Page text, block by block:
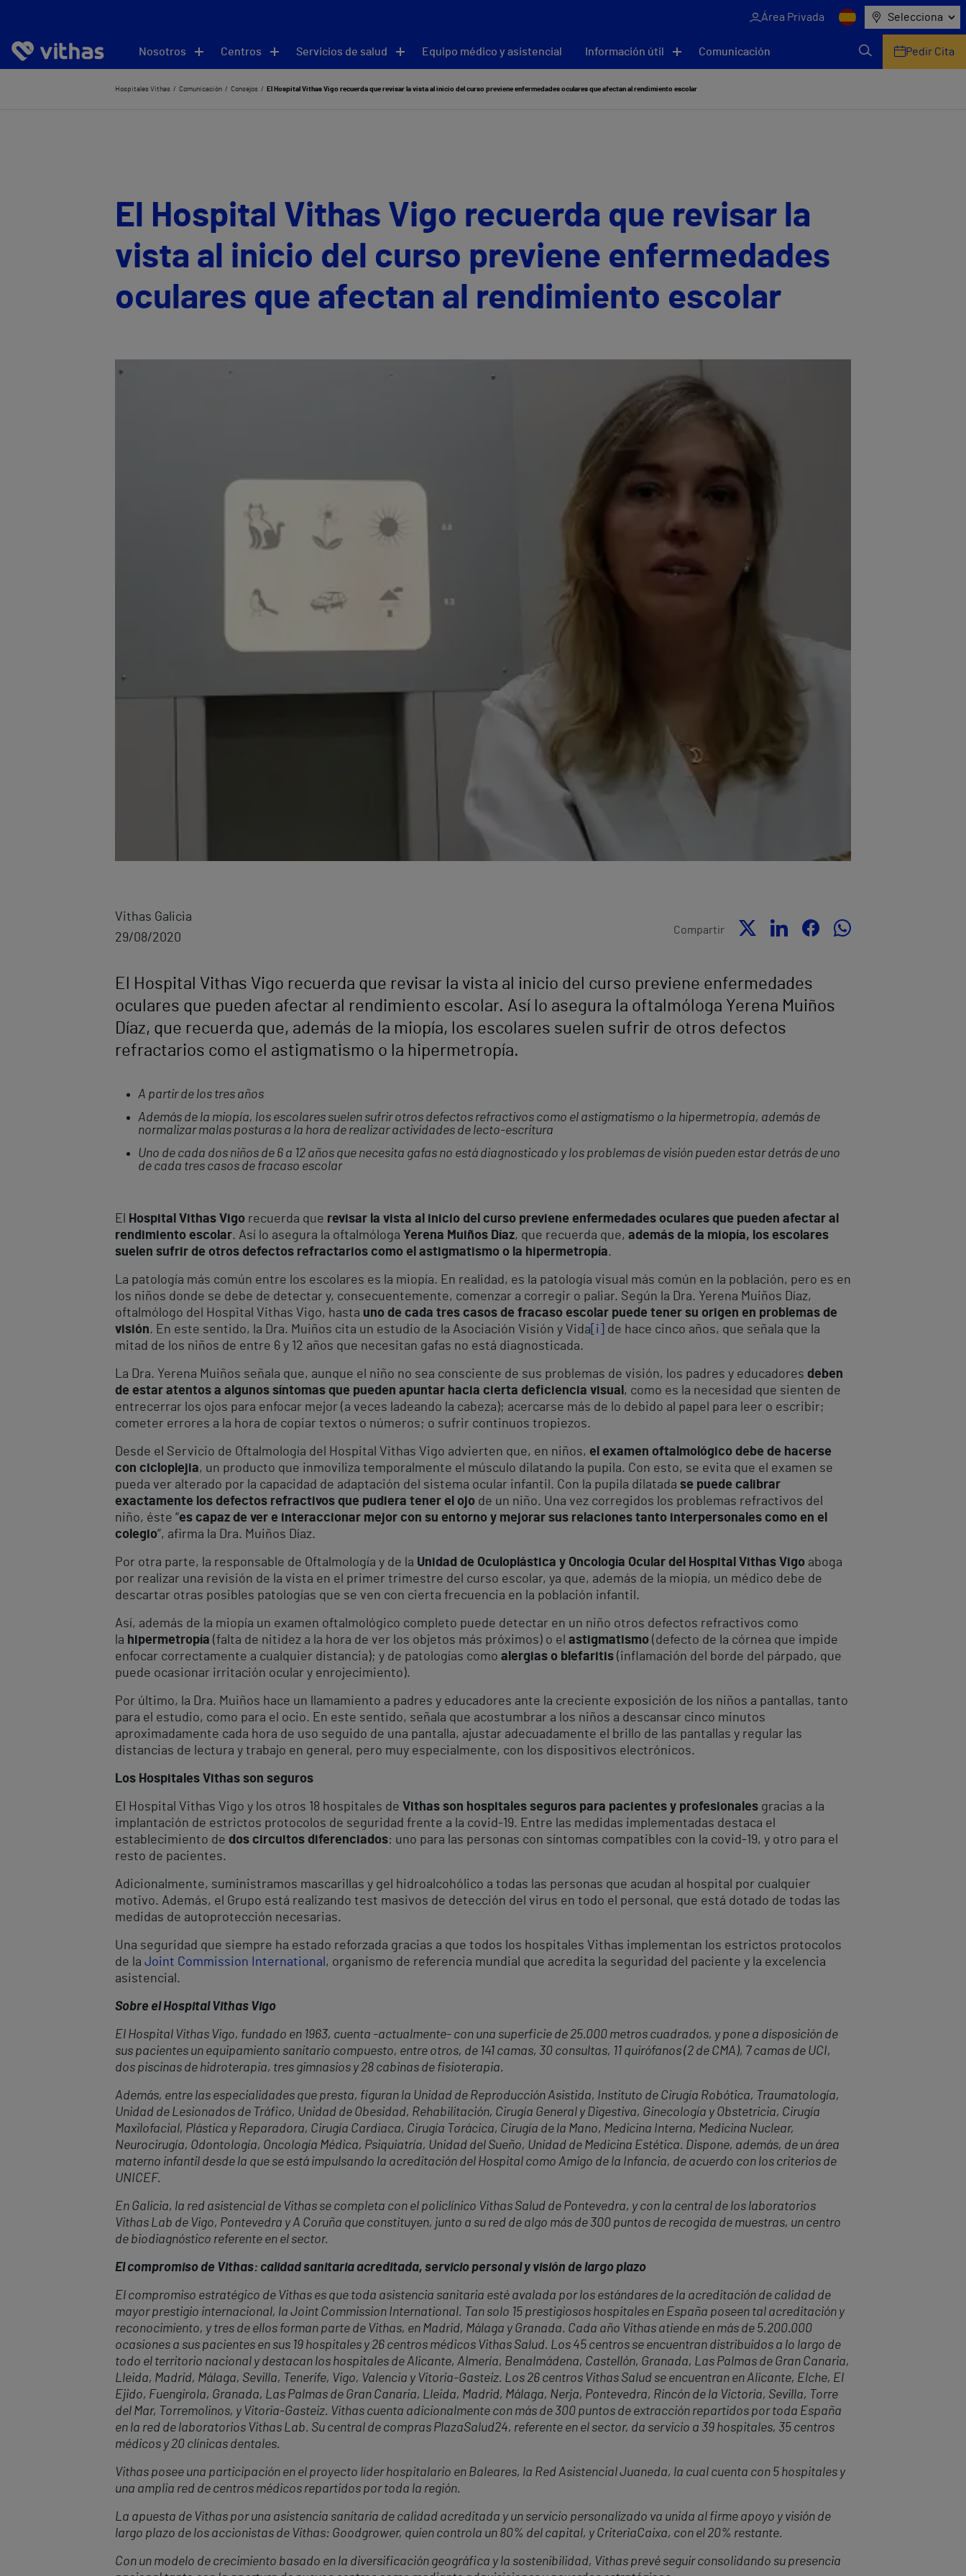
Área Privada Selecciona
Nosotros Centros Servicios de salud Equipo médico y asistencial Información útil Comunicación Pedir Cita
Hospitales Vithas Comunicación Consejos El Hospital Vithas Vigo recuerda que revisar la vista al inicio del curso previene enfermedades oculares que afectan al rendimiento escolar
El Hospital Vithas Vigo recuerda que revisar la
vista al inicio del curso previene enfermedades
oculares que afectan al rendimiento escolar
Vithas Galicia
29/08/2020
Compartir
El Hospital Vithas Vigo recuerda que revisar la vista al inicio del curso previene enfermedades
oculares que pueden afectar al rendimiento escolar. Así lo asegura la oftalmóloga Yerena Muiños
Díaz, que recuerda que, además de la miopía, los escolares suelen sufrir de otros defectos
refractarios como el astigmatismo o la hipermetropía.
A partir de los tres años
Además de la miopía, los escolares suelen sufrir otros defectos refractivos como el astigmatismo o la hipermetropía, además de
normalizar malas posturas a la hora de realizar actividades de lecto-escritura
Uno de cada dos niños de 6 a 12 años que necesita gafas no está diagnosticado y los problemas de visión pueden estar detrás de uno
de cada tres casos de fracaso escolar
El Hospital Vithas Vigo recuerda que revisar la vista al inicio del curso previene enfermedades oculares que pueden afectar al
rendimiento escolar. Así lo asegura la oftalmóloga Yerena Muiños Díaz, que recuerda que, además de la miopía, los escolares
suelen sufrir de otros defectos refractarios como el astigmatismo o la hipermetropía.
La patología más común entre los escolares es la miopía. En realidad, es la patología visual más común en la población, pero es en
los niños donde se debe de detectar y, consecuentemente, comenzar a corregir o paliar. Según la Dra. Yerena Muiños Díaz,
oftalmólogo del Hospital Vithas Vigo, hasta uno de cada tres casos de fracaso escolar puede tener su origen en problemas de
visión. En este sentido, la Dra. Muiños cita un estudio de la Asociación Visión y Vida [i]
de hace cinco años, que señala que la
mitad de los niños de entre 6 y 12 años que necesitan gafas no está diagnosticada.
La Dra. Yerena Muiños señala que, aunque el niño no sea consciente de sus problemas de visión, los padres y educadores deben
de estar atentos a algunos síntomas que pueden apuntar hacia cierta deficiencia visual , como es la necesidad que sienten de
entrecerrar los ojos para enfocar mejor (a veces ladeando la cabeza); acercarse más de lo debido al papel para leer o escribir;
cometer errores a la hora de copiar textos o números; o sufrir continuos tropiezos.
Desde el Servicio de Oftalmología del Hospital Vithas Vigo advierten que, en niños, el examen oftalmológico debe de hacerse
con cicloplejia, un producto que inmoviliza temporalmente el músculo dilatando la pupila. Con esto, se evita que el examen se
pueda ver alterado por la capacidad de adaptación del sistema ocular infantil. Con la pupila dilatada se puede calibrar
exactamente los defectos refractivos que pudiera tener el ojo de un niño. Una vez corregidos los problemas refractivos del
niño, éste “es capaz de ver e interaccionar mejor con su entorno y mejorar sus relaciones tanto interpersonales como en el
colegio”, afirma la Dra. Muiños Díaz.
Por otra parte, la responsable de Oftalmología y de la Unidad de Oculoplástica y Oncología Ocular del Hospital Vithas Vigo aboga
por realizar una revisión de la vista en el primer trimestre del curso escolar, ya que, además de la miopía, un médico debe de
descartar otras posibles patologías que se ven con cierta frecuencia en la población infantil.
Así, además de la miopía un examen oftalmológico completo puede detectar en un niño otros defectos refractivos como
la hipermetropía (falta de nitidez a la hora de ver los objetos más próximos) o el astigmatismo (defecto de la córnea que impide
enfocar correctamente a cualquier distancia); y de patologías como alergias o blefaritis (inflamación del borde del párpado, que
puede ocasionar irritación ocular y enrojecimiento).
Por último, la Dra. Muiños hace un llamamiento a padres y educadores ante la creciente exposición de los niños a pantallas, tanto
para el estudio, como para el ocio. En este sentido, señala que acostumbrar a los niños a descansar cinco minutos
aproximadamente cada hora de uso seguido de una pantalla, ajustar adecuadamente el brillo de las pantallas y regular las
distancias de lectura y trabajo en general, pero muy especialmente, con los dispositivos electrónicos.
Los Hospitales Vithas son seguros
El Hospital Vithas Vigo y los otros 18 hospitales de Vithas son hospitales seguros para pacientes y profesionales gracias a la
implantación de estrictos protocolos de seguridad frente a la covid-19. Entre las medidas implementadas destaca el
establecimiento de dos circuitos diferenciados: uno para las personas con síntomas compatibles con la covid-19, y otro para el
resto de pacientes.
Adicionalmente, suministramos mascarillas y gel hidroalcohólico a todas las personas que acudan al hospital por cualquier
motivo. Además, el Grupo está realizando test masivos de detección del virus en todo el personal, que está dotado de todas las
medidas de autoprotección necesarias.
Una seguridad que siempre ha estado reforzada gracias a que todos los hospitales Vithas implementan los estrictos protocolos
de la Joint Commission International , organismo de referencia mundial que acredita la seguridad del paciente y la excelencia
asistencial.
Sobre el Hospital Vithas Vigo
El Hospital Vithas Vigo, fundado en 1963, cuenta -actualmente- con una superficie de 25.000 metros cuadrados, y pone a disposición de
sus pacientes un equipamiento sanitario compuesto, entre otros, de 141 camas, 30 consultas, 11 quirófanos (2 de CMA), 7 camas de UCI,
dos piscinas de hidroterapia, tres gimnasios y 28 cabinas de fisioterapia.
Además, entre las especialidades que presta, figuran la Unidad de Reproducción Asistida, Instituto de Cirugía Robótica, Traumatología,
Unidad de Lesionados de Tráfico, Unidad de Obesidad, Rehabilitación, Cirugía General y Digestiva, Ginecología y Obstetricia, Cirugía
Maxilofacial, Plástica y Reparadora, Cirugía Cardiaca, Cirugía Torácica, Cirugía de la Mano, Medicina Interna, Medicina Nuclear,
Neurocirugía, Odontología, Oncología Médica, Psiquiatría, Unidad del Sueño, Unidad de Medicina Estética. Dispone, además, de un área
materno infantil desde la que se está impulsando la acreditación del Hospital como Amigo de la Infancia, de acuerdo con los criterios de
UNICEF.
En Galicia, la red asistencial de Vithas se completa con el policlínico Vithas Salud de Pontevedra, y con la central de los laboratorios
Vithas Lab de Vigo, Pontevedra y A Coruña que constituyen, junto a su red de algo más de 300 puntos de recogida de muestras, un centro
de biodiagnóstico referente en el sector.
El compromiso de Vithas: calidad sanitaria acreditada, servicio personal y visión de largo plazo
El compromiso estratégico de Vithas es que toda asistencia sanitaria esté avalada por los estándares de la acreditación de calidad de
mayor prestigio internacional, la Joint Commission International. Tan solo 15 prestigiosos hospitales en España poseen tal acreditación y
reconocimiento, y tres de ellos forman parte de Vithas, en Madrid, Málaga y Granada. Cada año Vithas atiende en más de 5.200.000
ocasiones a sus pacientes en sus 19 hospitales y 26 centros médicos Vithas Salud. Los 45 centros se encuentran distribuidos a lo largo de
todo el territorio nacional y destacan los hospitales de Alicante, Almería, Benalmádena, Castellón, Granada, Las Palmas de Gran Canaria,
Lleida, Madrid, Málaga, Sevilla, Tenerife, Vigo, Valencia y Vitoria-Gasteiz. Los 26 centros Vithas Salud se encuentran en Alicante, Elche, El
Ejido, Fuengirola, Granada, Las Palmas de Gran Canaria, Lleida, Madrid, Málaga, Nerja, Pontevedra, Rincón de la Victoria, Sevilla, Torre
del Mar, Torremolinos, y Vitoria-Gasteiz. Vithas cuenta adicionalmente con más de 300 puntos de extracción repartidos por toda España
en la red de laboratorios Vithas Lab. Su central de compras PlazaSalud24, referente en el sector, da servicio a 39 hospitales, 35 centros
médicos y 20 clínicas dentales.
Vithas posee una participación en el proyecto líder hospitalario en Baleares, la Red Asistencial Juaneda, la cual cuenta con 5 hospitales y
una amplia red de centros médicos repartidos por toda la región.
La apuesta de Vithas por una asistencia sanitaria de calidad acreditada y un servicio personalizado va unida al firme apoyo y visión de
largo plazo de los accionistas de Vithas: Goodgrower, quien controla un 80% del capital, y CriteriaCaixa, con el 20% restante.
Con un modelo de crecimiento basado en la diversificación geográfica y la sostenibilidad, Vithas prevé seguir consolidando su presencia